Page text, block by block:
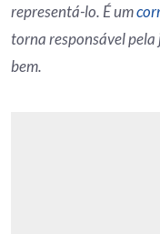
representá-lo. É um
torna responsável
bem.